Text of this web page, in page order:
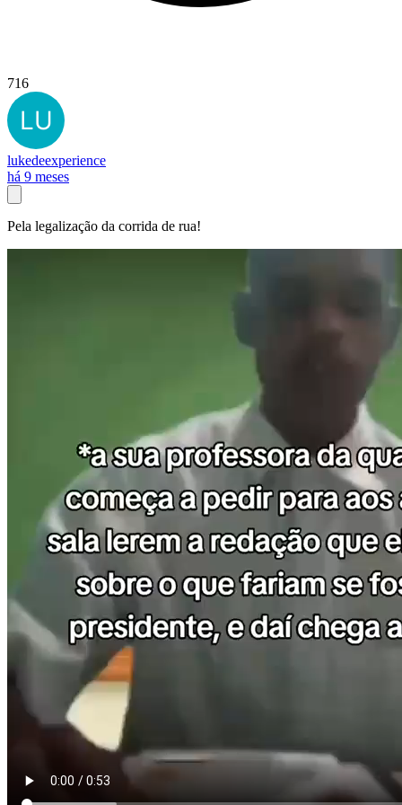
716
lukedeexperience
há 9 meses
Pela legalização da corrida de rua!